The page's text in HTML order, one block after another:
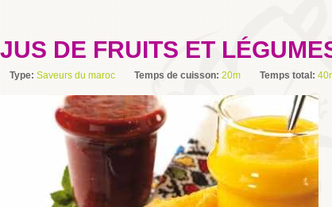
JUS DE FRUITS ET
Type: Saveurs du maroc Temps de cuisson: 20m Temps total: